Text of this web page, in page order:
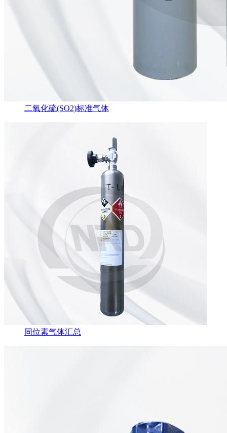
二氧化硫(SO2)标准气体
同位素气体汇总